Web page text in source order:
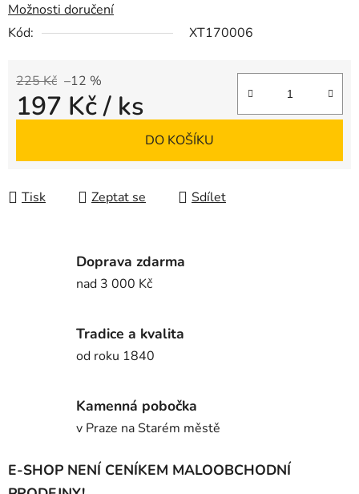
Možnosti doručení
Kód:
XT170006
225 Kč –12 %
197 Kč/ ks
DO KOŠÍKU
Tisk Zeptat se Sdílet
Doprava zdarma
nad 3 000 Kč
Tradice a kvalita
od roku 1840
Kamenná pobočka
v Praze na Starém městě
E-SHOP NENÍ CENÍKEM MALOOBCHODNÍ